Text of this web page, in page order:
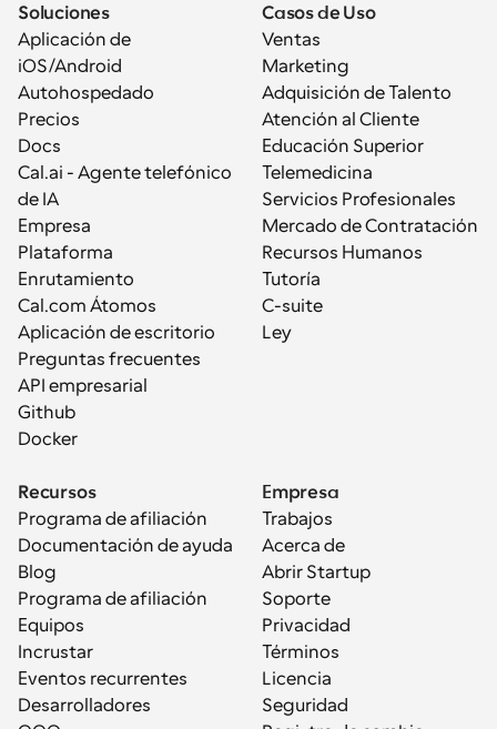
Soluciones
Aplicación de
iOS/Android
Autohospedado
Precios
Docs
Cal.ai - Agente telefónico
de IA
Empresa
Plataforma
Enrutamiento
Cal.com Átomos
Aplicación de escritorio
Preguntas frecuentes
API empresarial
Github
Docker
Casos de Uso
Ventas
Marketing
Adquisición de Talento
Atención al Cliente
Educación Superior
Telemedicina
Servicios Profesionales
Mercado de Contratación
Recursos Humanos
Tutoría
C-suite
Ley
Recursos
Programa de afiliación
Documentación de ayuda
Blog
Programa de afiliación
Equipos
Incrustar
Eventos recurrentes
Desarrolladores
Empresa
Trabajos
Acerca de
Abrir Startup
Soporte
Privacidad
Términos
Licencia
Seguridad